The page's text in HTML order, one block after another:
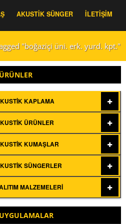
AKUSTIK SÜNGER İLETIŞIM
"boğaziçi üni. erk. yurd. kpt."
ÜRÜNLER
KAPLAMA
ÜRÜNLER
KUMAŞLAR
SÜNGERLER
MALZEMELERI
UYGULAMALAR